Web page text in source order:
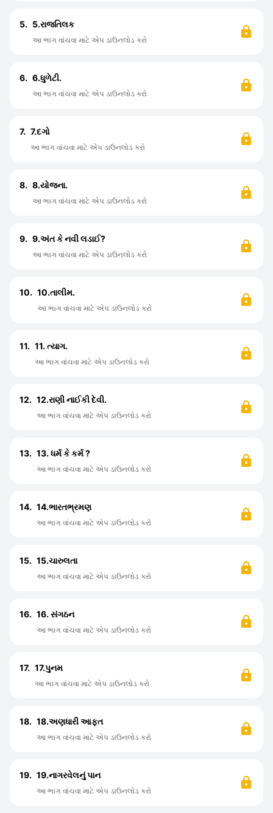
5. 5.રાજતિલક
આ ભાગ વાંચવા માટે એપ ડાઉનલોડ કરો
6. 6.ધુળેટી.
આ ભાગ વાંચવા માટે એપ ડાઉનલોડ કરો
7. 7.દગો
આ ભાગ વાંચવા માટે એપ ડાઉનલોડ કરો
8. 8.યોજના.
આ ભાગ વાંચવા માટે એપ ડાઉનલોડ કરો
9. 9.અંત કે નવી લડાઈ?
આ ભાગ વાંચવા માટે એપ ડાઉનલોડ કરો
10. 10.તાલીમ.
આ ભાગ વાંચવા માટે એપ ડાઉનલોડ કરો
11. 11. ત્યાગ.
આ ભાગ વાંચવા માટે એપ ડાઉનલોડ કરો
12. 12.રાણી નાઈકી દેવી.
આ ભાગ વાંચવા માટે એપ ડાઉનલોડ કરો
13. 13. ધર્મ કે કર્મ ?
આ ભાગ વાંચવા માટે એપ ડાઉનલોડ કરો
14. 14.ભારતભ્રમણ
આ ભાગ વાંચવા માટે એપ ડાઉનલોડ કરો
15. 15.ચારુલતા
આ ભાગ વાંચવા માટે એપ ડાઉનલોડ કરો
16. 16. સંગઠન
આ ભાગ વાંચવા માટે એપ ડાઉનલોડ કરો
17. 17.પુનમ
આ ભાગ વાંચવા માટે એપ ડાઉનલોડ કરો
18. 18.અણધારી આફત
આ ભાગ વાંચવા માટે એપ ડાઉનલોડ કરો
19. 19.નાગરવેલનું પાન
આ ભાગ વાંચવા માટે એપ ડાઉનલોડ કરો